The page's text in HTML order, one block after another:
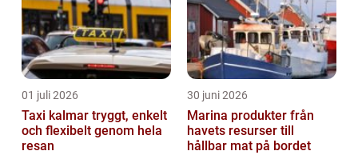
01 juli 2026
Taxi kalmar tryggt, enkelt
och flexibelt genom hela
resan
30 juni 2026
Marina produkter från
havets resurser till
hållbar mat på bordet